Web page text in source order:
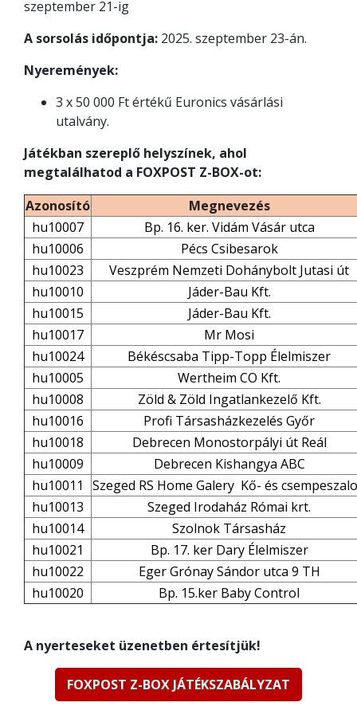
szeptember 21-ig
A sorsolás időpontja: 2025. szeptember 23-án.
Nyeremények:
3 x 50 000 Ft értékű Euronics vásárlási
utalvány.
Játékban szereplő helyszínek, ahol
megtalálhatod a FOXPOST Z-BOX-ot:
Azonosító
Megnevezés
hu10007
Bp. 16. ker. Vidám Vásár utca
hu10006
Pécs Csibesarok
hu10023
Veszprém Nemzeti Dohánybolt Jutasi út
hu10010
Jáder-Bau Kft.
hu10015
Jáder-Bau Kft.
hu10017
Mr Mosi
hu10024
Békéscsaba Tipp-Topp Élelmiszer
hu10005
Wertheim CO Kft.
hu10008
Zöld & Zöld Ingatlankezelő Kft.
hu10016
Profi Társasházkezelés Győr
hu10018
Debrecen Monostorpályi út Reál
hu10009
Debrecen Kishangya ABC
hu10011
Szeged RS Home Galery Kő- és
hu10013
Szeged Irodaház Római krt.
hu10014
Szolnok Társasház
hu10021
Bp. 17. ker Dary Élelmiszer
hu10022
Eger Grónay Sándor utca 9 TH
hu10020
Bp. 15.ker Baby Control
A nyerteseket üzenetben értesítjük!
FOXPOST Z-BOX JÁTÉKSZABÁLYZAT